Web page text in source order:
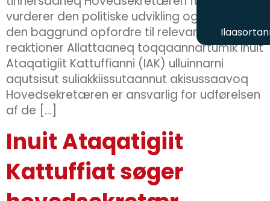
vurderer den politiske udvikling og skal på
den baggrund opfordre til relevante
reaktioner Allattaaneq toqqaannartumik Inuit
Ataqatigiit Kattuffianni (IAK) ulluinnarni
aqutsisut suliakkiissutaannut akisussaavoq
Hovedsekretæren er ansvarlig for udførelsen
af de […]
Inuit Ataqatigiit
Kattuffiat søger